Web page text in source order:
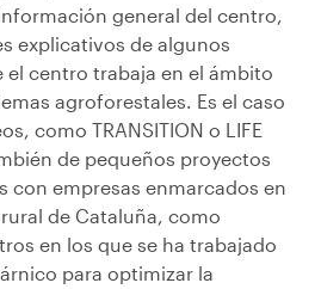
general del centro,
explicativos de algunos
el centro trabaja en el ámbito
agroforestales. Es el caso
como TRANSITION o LIFE
de pequeños proyectos
con empresas enmarcados en
de Cataluña, como
en los que se ha trabajado
para optimizar la